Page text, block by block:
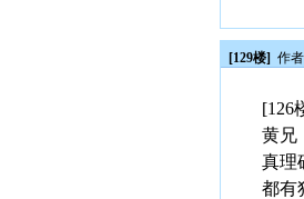
[129楼] 作
[126
黄兄
真理
都有